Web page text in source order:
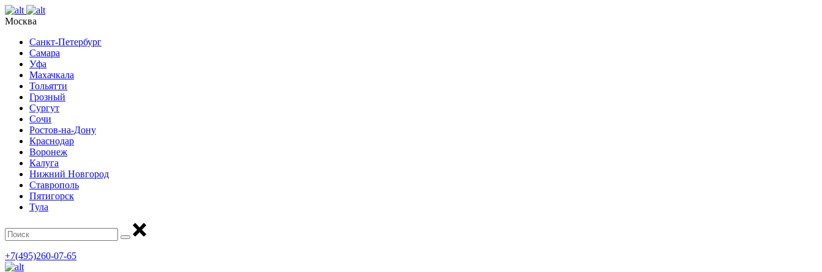
Москва
Санкт-Петербург
Самара
Уфа
Махачкала
Тольятти
Грозный
Сургут
Сочи
Ростов-на-Дону
Краснодар
Воронеж
Калуга
Нижний Новгород
Ставрополь
Пятигорск
Тула
+7(495)260-07-65